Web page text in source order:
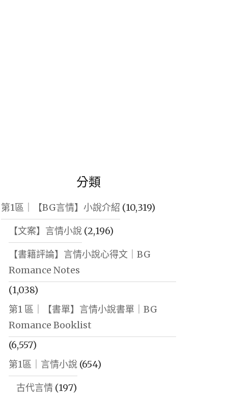
分類
第1區｜【BG言情】小說介紹 (10,319)
【文案】言情小說(2,196)
【書籍評論】言情小說心得文｜BG
Romance Notes
(1,038)
第1 區｜【書單】言情小說書單｜BG
Romance Booklist
(6,557)
第1區｜言情小說(654)
古代言情(197)